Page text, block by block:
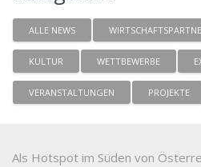
ALLE NEWS
KULTUR WETTBEWERBE
VERANSTALTUNGEN PROJEKTE
Als Hotspot im Süden von